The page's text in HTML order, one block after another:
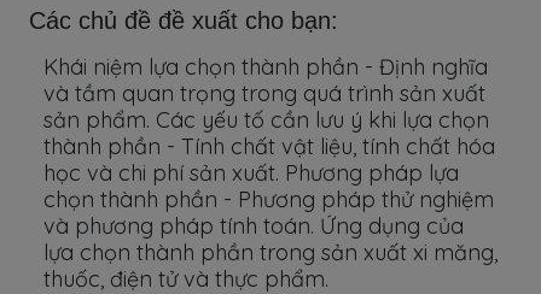
Các chủ đề đề xuất cho bạn:
Khái niệm lựa chọn thành phần - Định nghĩa
và tầm quan trọng trong quá trình sản xuất
sản phẩm. Các yếu tố cần lưu ý khi lựa chọn
thành phần - Tính chất vật liệu, tính chất hóa
học và chi phí sản xuất. Phương pháp lựa
chọn thành phần - Phương pháp thử nghiệm
và phương pháp tính toán. Ứng dụng của
lựa chọn thành phần trong sản xuất xi măng,
thuốc, điện tử và thực phẩm.